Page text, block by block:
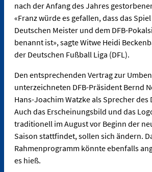
nach der Anfang des Jahres
«Franz würde es gefallen, dass das
Deutschen Meister und dem DFB-
benannt ist», sagte Witwe Heidi
der Deutschen Fußball Liga (DFL).
Den entsprechenden Vertrag zur
unterzeichneten DFB-Präsident Bernd
Hans-Joachim Watzke als Sprecher des
Auch das Erscheinungsbild und das
traditionell im August vor Beginn der
Saison stattfindet, sollen sich ändern.
Rahmenprogramm könnte ebenfalls
es hieß.